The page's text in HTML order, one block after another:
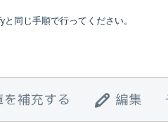
同じ手順で行ってください。